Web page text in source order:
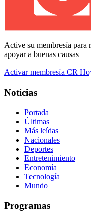
Active su membresía
apoyar a buenas causas
Activar membresía CR
Noticias
Portada
Últimas
Más leídas
Nacionales
Deportes
Entretenimiento
Economía
Tecnología
Mundo
Programas